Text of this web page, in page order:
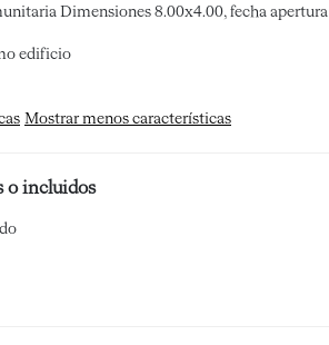
Dimensiones 8.00x4.00, fecha apertura
edificio
Mostrar menos características
o incluidos